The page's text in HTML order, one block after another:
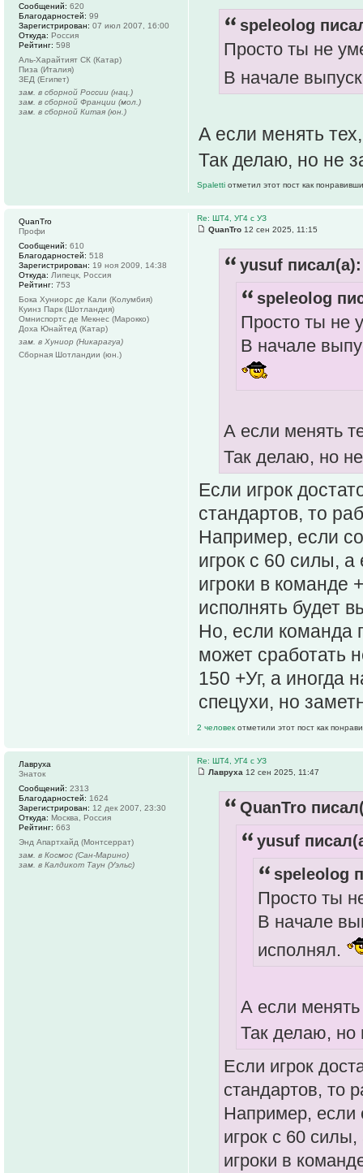
speleolog
Просто ты не
В начале
А если менять
Так делаю, но не
Spaletti отметил этот пост как
Сообщений: 620
Благодарностей: 99
Зарегистрирован: 07 июл 2007, 16:00
Откуда: Россия
Рейтинг: 598
Аль-Харайтият СК (Катар)
Пиза (Италия)
ЗЕД (Египет)
зам. в сборной России (нац.)
зам. в сборной Франции (мол.)
зам. в сборной Китая (юн.)
Re: ШТ4, УГ4 с УЗ
QuanTro 12 сен 2025, 11:15
yusuf писал(а):
speleolog
Просто ты не
В начале
А если менять
Так делаю, но
Если игрок
стандартов, то
Например, если
игрок с 60 силы, а
игроки в команде
исполнять будет
Но, если команда
может сработать
150 +Уг, а иногда
спецухи, но
2 человек отметили этот пост как
QuanTro
Профи
Сообщений: 610
Благодарностей: 518
Зарегистрирован: 19 ноя 2009, 14:38
Откуда: Липецк, Россия
Рейтинг: 753
Бока Хуниорс де Кали (Колумбия)
Куинз Парк (Шотландия)
Омниспортc де Мекнес (Марокко)
Доха Юнайтед (Катар)
зам. в Хуниор (Никарагуа)
Сборная Шотландии (юн.)
Re: ШТ4, УГ4 с УЗ
Лавруха 12 сен 2025, 11:47
QuanTro
yusuf
speleolog
Просто ты
В начале
исполнял.
А если менять
Так делаю, но
Если игрок
стандартов, то
Например, если
игрок с 60
игроки в
Лавруха
Знаток
Сообщений: 2313
Благодарностей: 1624
Зарегистрирован: 12 дек 2007, 23:30
Откуда: Москва, Россия
Рейтинг: 663
Энд Апартхайд (Монтсеррат)
зам. в Космос (Сан-Марино)
зам. в Калдикот Таун (Уэльс)